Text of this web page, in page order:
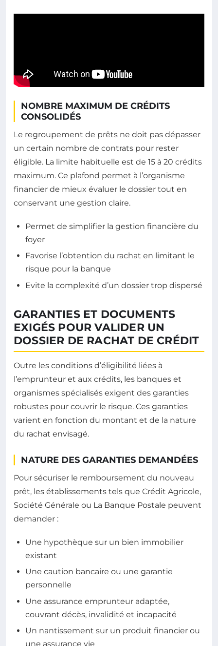
NOMBRE MAXIMUM DE CRÉDITS
CONSOLIDÉS
Le regroupement de prêts ne doit pas dépasser
un certain nombre de contrats pour rester
éligible. La limite habituelle est de 15 à 20 crédits
maximum. Ce plafond permet à l’organisme
financier de mieux évaluer le dossier tout en
conservant une gestion claire.
Permet de simplifier la gestion financière du
foyer
Favorise l’obtention du rachat en limitant le
risque pour la banque
Evite la complexité d’un dossier trop dispersé
GARANTIES ET DOCUMENTS
EXIGÉS POUR VALIDER UN
DOSSIER DE RACHAT DE CRÉDIT
Outre les conditions d’éligibilité liées à
l’emprunteur et aux crédits, les banques et
organismes spécialisés exigent des garanties
robustes pour couvrir le risque. Ces garanties
varient en fonction du montant et de la nature
du rachat envisagé.
NATURE DES GARANTIES DEMANDÉES
Pour sécuriser le remboursement du nouveau
prêt, les établissements tels que Crédit Agricole,
Société Générale ou La Banque Postale peuvent
demander :
Une hypothèque sur un bien immobilier
existant
Une caution bancaire ou une garantie
personnelle
Une assurance emprunteur adaptée,
couvrant décès, invalidité et incapacité
Un nantissement sur un produit financier ou
une assurance vie